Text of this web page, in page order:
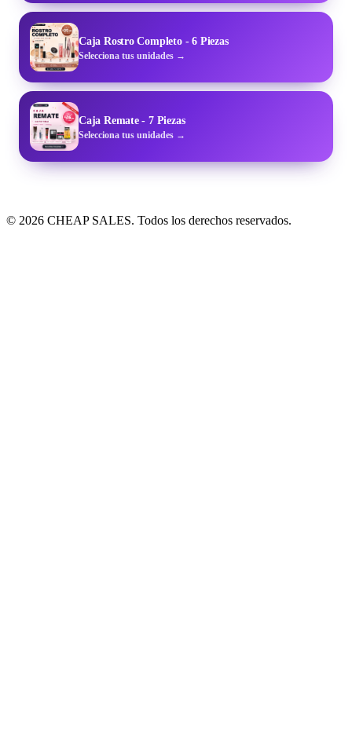
Caja Rostro Completo - 6 Piezas
Selecciona tus unidades →
Caja Remate - 7 Piezas
Selecciona tus unidades →
© 2026 CHEAP SALES. Todos los derechos reservados.